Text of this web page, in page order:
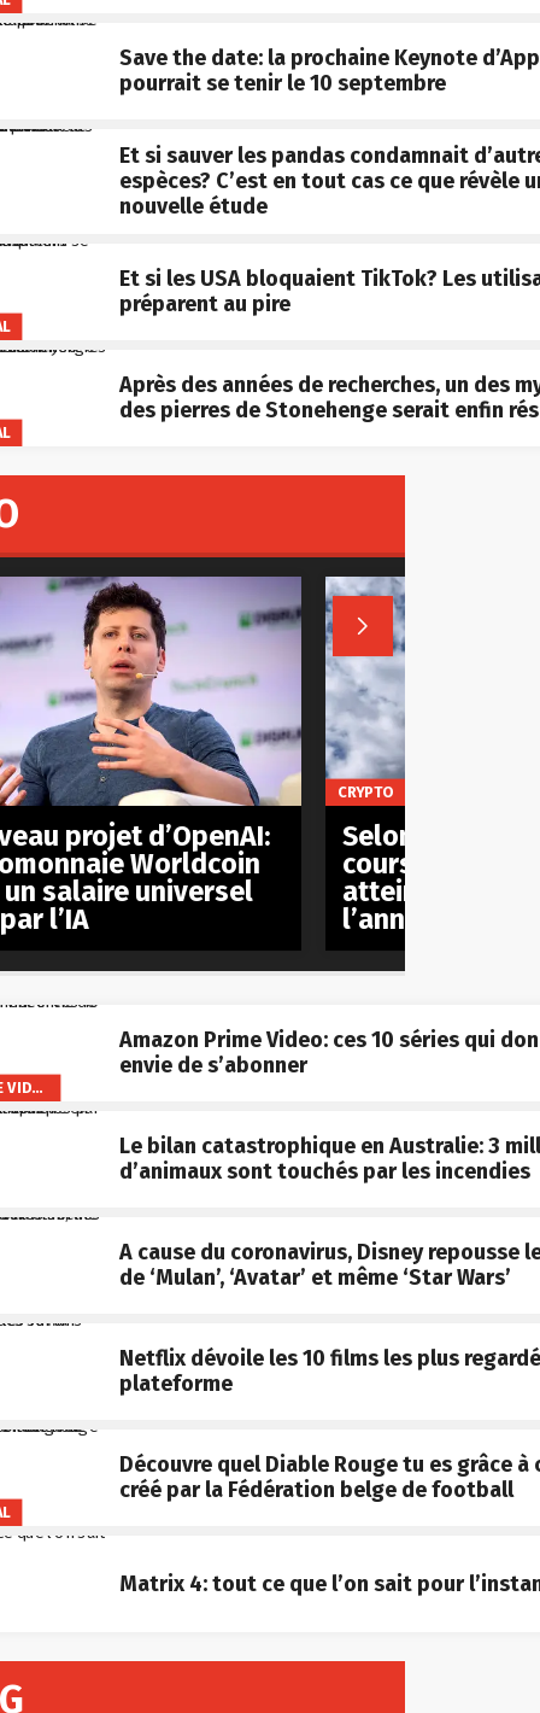
Save the date: la prochaine Keynote
pourrait se tenir le 10 septembre
Et si sauver les pandas condamnait
espèces? C’est en tout cas ce que révèle
nouvelle étude
Et si les USA bloquaient TikTok? Les
préparent au pire
Après des années de recherches, un des
des pierres de Stonehenge serait enfin
AMAZON PRIME VIDEO
Amazon Prime Video: ces 10 séries qui
envie de s’abonner
Le bilan catastrophique en Australie: 3
d’animaux sont touchés par les incendies
A cause du coronavirus, Disney repousse
de ‘Mulan’, ‘Avatar’ et même ‘Star Wars’
Netflix dévoile les 10 films les plus
plateforme
Découvre quel Diable Rouge tu es grâce à
créé par la Fédération belge de football
Matrix 4: tout ce que l’on sait pour

projet d’OpenAI:
Worldcoin
salaire universel
l’IA
CRYPTO
Selon
cours du
atteindre les
l’année